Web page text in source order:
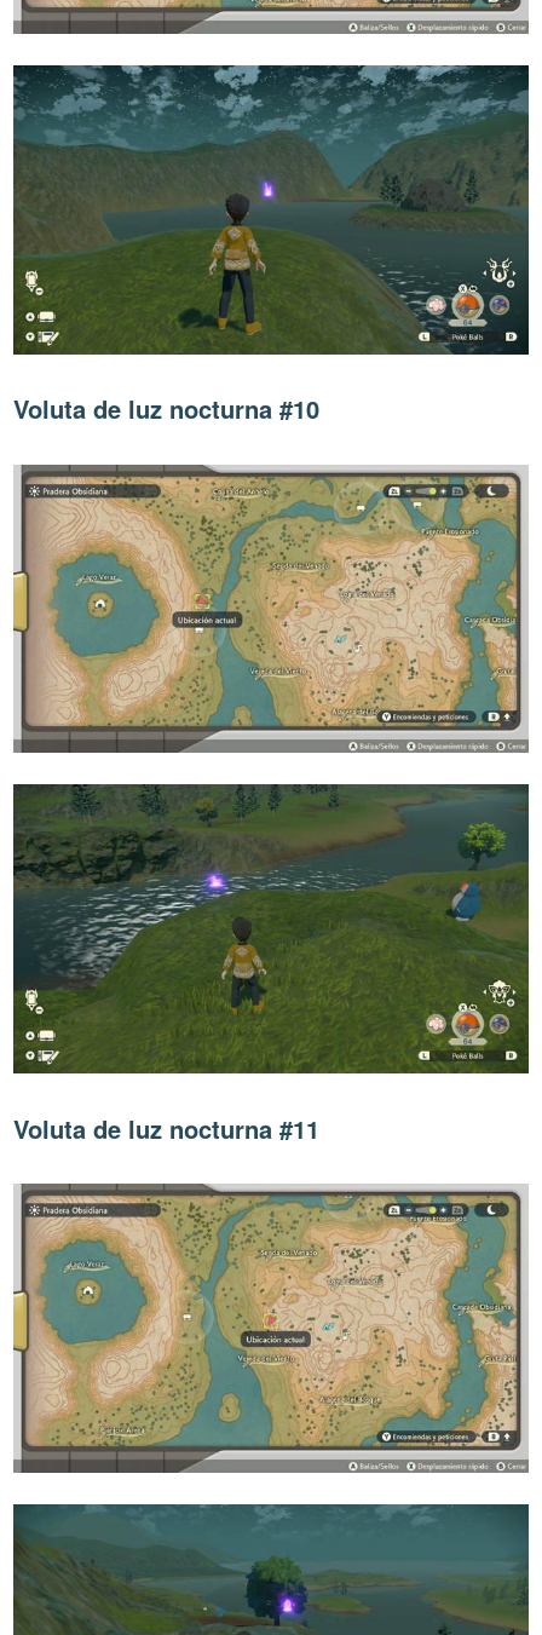
Voluta de luz nocturna #10
Voluta de luz nocturna #11